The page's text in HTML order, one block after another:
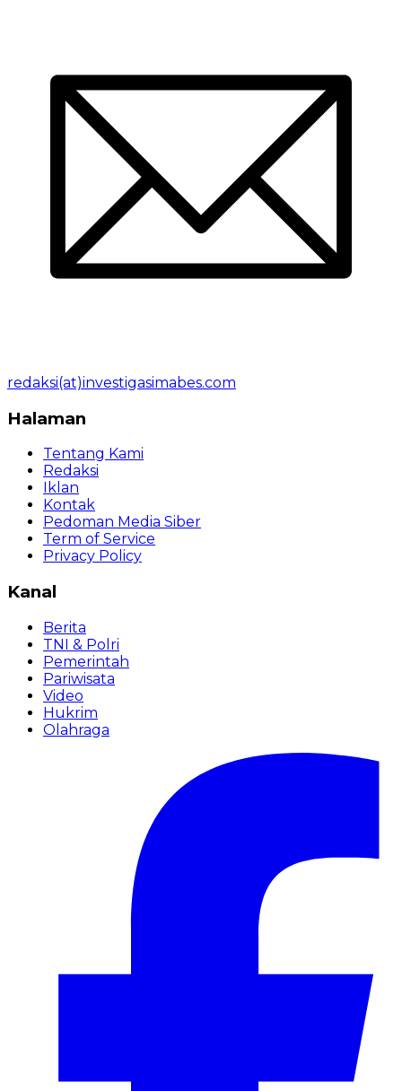
redaksi(at)investigasimabes.com
Halaman
Tentang Kami
Redaksi
Iklan
Kontak
Pedoman Media Siber
Term of Service
Privacy Policy
Kanal
Berita
TNI & Polri
Pemerintah
Pariwisata
Video
Hukrim
Olahraga